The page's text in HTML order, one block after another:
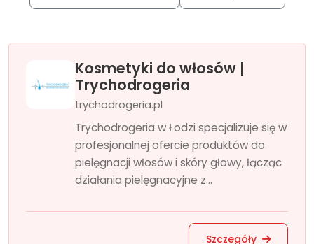
Kosmetyki do włosów |
Trychodrogeria
trychodrogeria.pl
Trychodrogeria w Łodzi specjalizuje się w
profesjonalnej ofercie produktów do
pielęgnacji włosów i skóry głowy, łącząc
działania pielęgnacyjne z...
Szczegóły